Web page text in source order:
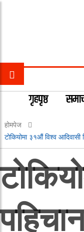
गृहपृष्ठ
होमपेज
टोकियोमा ३१औं विश्व आदिवासी